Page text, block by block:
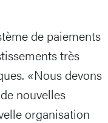
de paiements
très
«Nous devons
nouvelles
organisation